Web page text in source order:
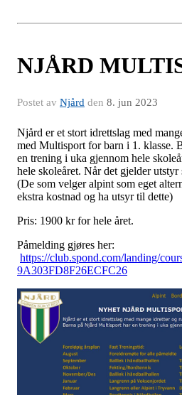
NJÅRD
Postet av Njård den 8. jun 2023
Njård er et stort idrettslag med
med Multisport for barn i 1. klasse.
en trening i uka gjennom hele
hele skoleåret. Når det gjelder
(De som velger alpint som eget
ekstra kostnad og ha utsyr til dette)
Pris: 1900 kr for hele året.
Påmelding gjøres her:
https://club.spond.com/landing/
9A303FD8F26ECFC26